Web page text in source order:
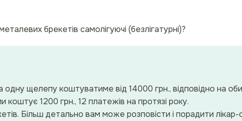
брекетів самолігуючі (безлігатурні)?
одну щелепу коштуватиме від 14000 грн., відповідно на
1200 грн., 12 платежів на протязі року.
Більш детально вам може розповісти і порадити